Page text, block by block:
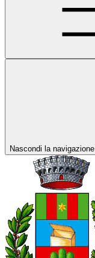
Nascondi la navigazione